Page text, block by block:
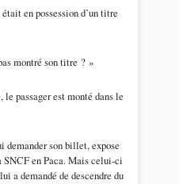
en possession d’un titre
montré son titre ? »
le passager est monté dans le
demander son billet, expose
en Paca. Mais celui-ci
a demandé de descendre du